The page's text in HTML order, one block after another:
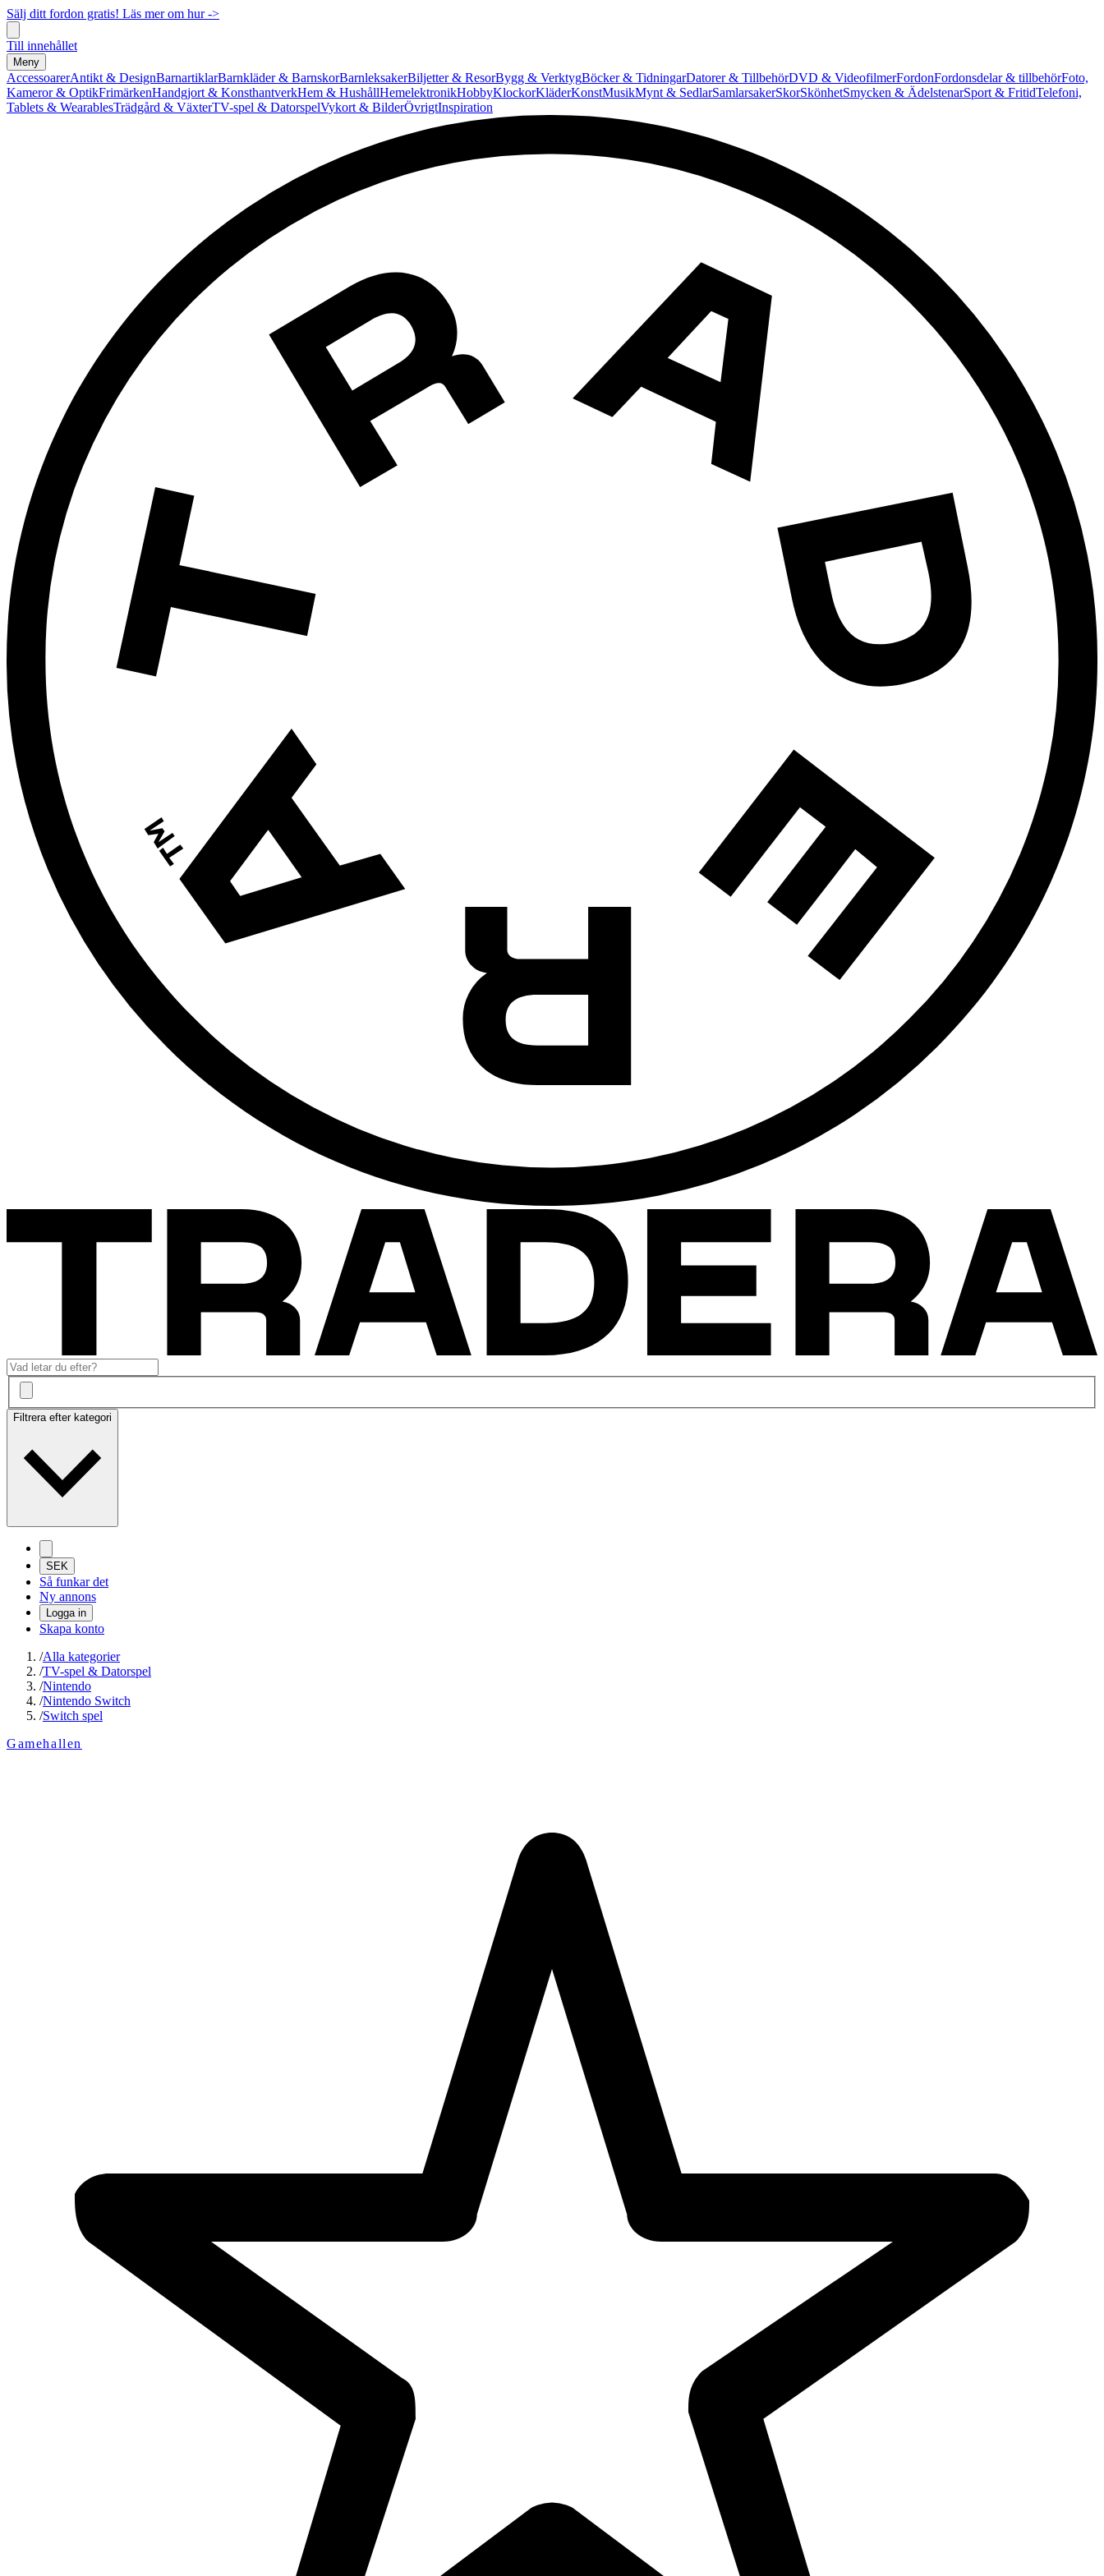
Sälj ditt fordon gratis! Läs mer om hur ->
Till innehållet
Meny
AccessoarerAntikt & DesignBarnartiklarBarnkläder & BarnskorBarnleksakerBiljetter & ResorBygg & VerktygBöcker & TidningarDatorer & TillbehörDVD & VideofilmerFordonFordonsdelar & tillbehörFoto,
Kameror & OptikFrimärkenHandgjort & KonsthantverkHem & HushållHemelektronikHobbyKlockorKläderKonstMusikMynt & SedlarSamlarsakerSkorSkönhetSmycken & ÄdelstenarSport & FritidTelefoni,
Tablets & WearablesTrädgård & VäxterTV-spel & DatorspelVykort & BilderÖvrigtInspiration
Filtrera efter kategori
SEK
Så funkar det
Ny annons
Logga in
Skapa konto
/Alla kategorier
/TV-spel & Datorspel
/Nintendo
/Nintendo Switch
/Switch spel
Gamehallen